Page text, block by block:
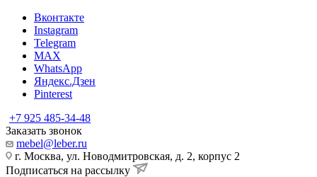
Вконтакте
Instagram
Telegram
MAX
WhatsApp
Яндекс.Дзен
Pinterest
+7 925 485-34-48
Заказать звонок
mebel@leber.ru
г. Москва, ул. Новодмитровская, д. 2, корпус 2
Подписаться на рассылку